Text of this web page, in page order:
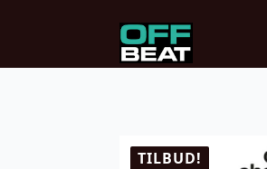
TILBUD!